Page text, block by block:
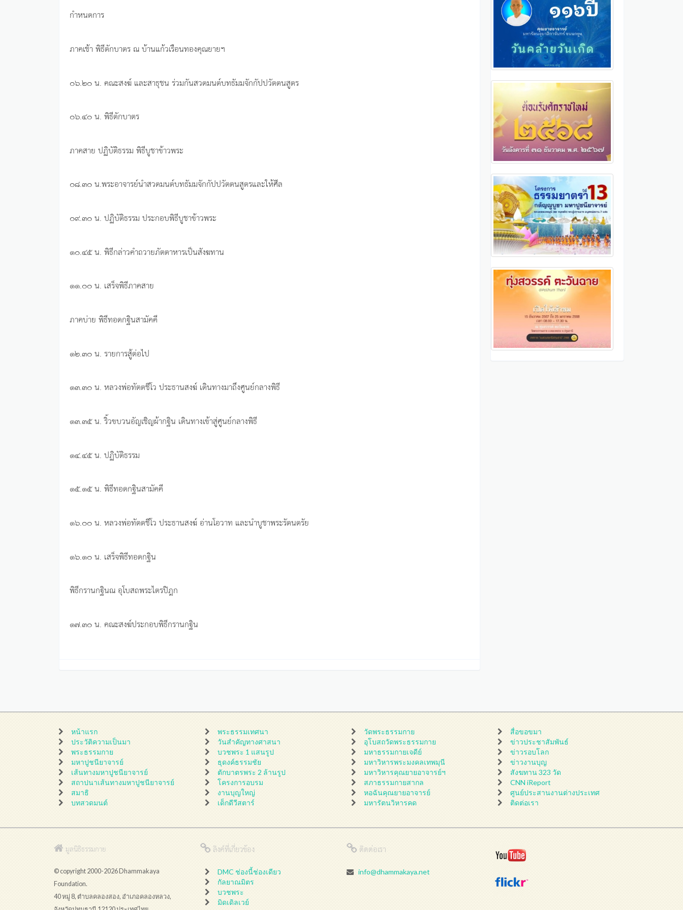
กำหนดการ
ภาคเช้า พิธีตักบาตร ณ บ้านแก้วเรือนทองคุณยายฯ
๐๖.๒๐ น. คณะสงฆ์ และสาธุชน ร่วมกันสวดมนต์บทธัมมจักกัปปวัตตนสูตร
๐๖.๔๐ น. พิธีตักบาตร
ภาคสาย ปฏิบัติธรรม พิธีบูชาข้าวพระ
๐๘.๓๐ น.พระอาจารย์นำสวดมนต์บทธัมมจักกัปปวัตตนสูตรและให้ศีล
๐๙.๓๐ น. ปฏิบัติธรรม ประกอบพิธีบูชาข้าวพระ
๑๐.๔๕ น. พิธีกล่าวคำถวายภัตตาหารเป็นสังฆทาน
๑๑.๐๐ น. เสร็จพิธีภาคสาย
ภาคบ่าย พิธีทอดกฐินสามัคคี
๑๒.๓๐ น. รายการสู้ต่อไป
๑๓.๓๐ น. หลวงพ่อทัตตชีโว ประธานสงฆ์ เดินทางมาถึงศูนย์กลางพิธี
๑๓.๓๕ น. ริ้วขบวนอัญเชิญผ้ากฐิน เดินทางเข้าสู่ศูนย์กลางพิธี
๑๔.๔๕ น. ปฏิบัติธรรม
๑๕.๑๕ น. พิธีทอดกฐินสามัคคี
๑๖.๐๐ น. หลวงพ่อทัตตชีโว ประธานสงฆ์ อ่านโอวาท และนำบูชาพระรัตนตรัย
๑๖.๑๐ น. เสร็จพิธีทอดกฐิน
พิธีกรานกฐินณ อุโบสถพระไตรปิฎก
๑๗.๓๐ น. คณะสงฆ์ประกอบพิธีกรานกฐิน
หน้าแรก
ประวัติความเป็นมา
พระธรรมกาย
มหาปูชนียาจารย์
เส้นทางมหาปูชนียาจารย์
สถาปนาเส้นทางมหาปูชนียาจารย์
สมาธิ
บทสวดมนต์
พระธรรมเทศนา
วันสำคัญทางศาสนา
บวชพระ 1 แสนรูป
ธุดงค์ธรรมชัย
ตักบาตรพระ 2 ล้านรูป
โครงการอบรม
งานบุญใหญ่
เด็กดีวีสตาร์
วัดพระธรรมกาย
อุโบสถวัดพระธรรมกาย
มหาธรรมกายเจดีย์
มหาวิหารพระมงคลเทพมุนี
มหาวิหารคุณยายอาจารย์ฯ
สภาธรรมกายสากล
หอฉันคุณยายอาจารย์
มหารัตนวิหารคด
สื่อขอขมา
ข่าวประชาสัมพันธ์
ข่าวรอบโลก
ข่าวงานบุญ
สังฆทาน 323 วัด
CNN iReport
ศูนย์ประสานงานต่างประเทศ
ติดต่อเรา
มูลนิธิธรรมกาย
© copyright 2000-2026 Dhammakaya
Foundation.
40 หมู่ 8, ตำบลคลองสอง, อำเภอคลองหลวง,
ลิงค์ที่เกี่ยวข้อง
DMC ช่องนี้ช่องเดียว
กัลยาณมิตร
บวชพระ
มิดเดิลเวย์
ติดต่อเรา
info@dhammakaya.net